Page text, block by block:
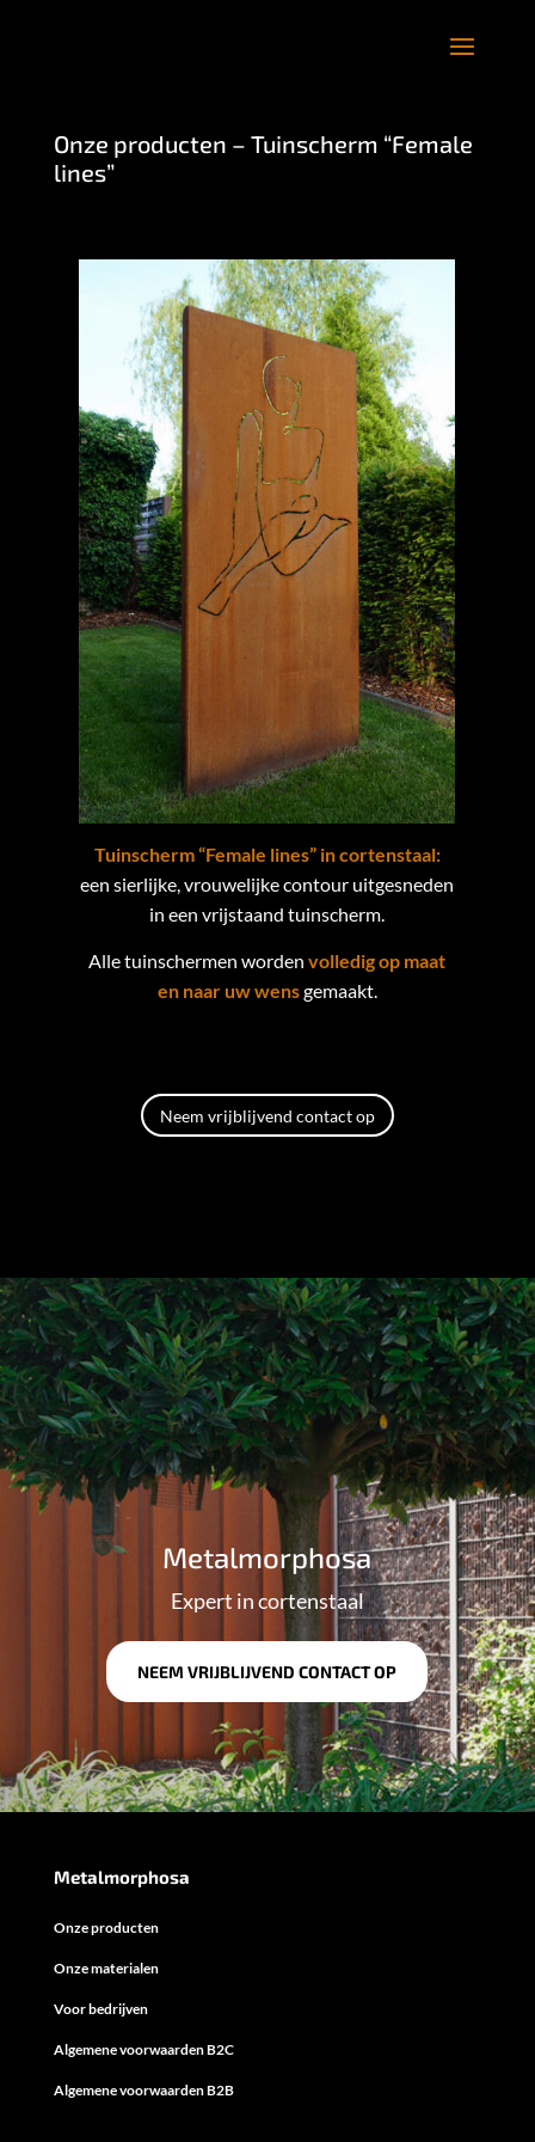
Onze producten – Tuinscherm “Female
lines”
Tuinscherm “Female lines” in cortenstaal:
een sierlijke, vrouwelijke contour uitgesneden
in een vrijstaand tuinscherm.
Alle tuinschermen wordenvolledig op maat
en naar uw wensgemaakt.
Neem vrijblijvend contact op
Metalmorphosa
Expert in cortenstaal
NEEM VRIJBLIJVEND CONTACT OP
Metalmorphosa
Onze producten
Onze materialen
Voor bedrijven
Algemene voorwaarden B2C
Algemene voorwaarden B2B